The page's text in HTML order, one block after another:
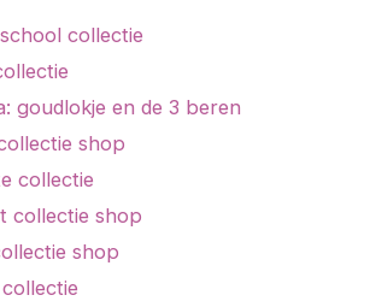
collectie
goudlokje en de 3 beren
shop
collectie
collectie shop
shop